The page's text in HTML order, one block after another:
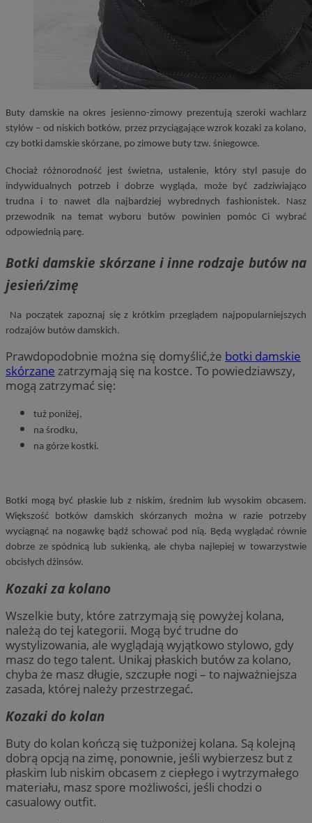
Buty damskie na okres jesienno-zimowy prezentują szeroki wachlarz
stylów – od niskich botków, przez przyciągające wzrok kozaki za kolano,
czy botki damskie skórzane, po zimowe buty tzw. śniegowce.
Chociaż różnorodność jest świetna, ustalenie, który styl pasuje do
indywidualnych potrzeb i dobrze wygląda, może być zadziwiająco
trudna i to nawet dla najbardziej wybrednych fashionistek. Nasz
przewodnik na temat wyboru butów powinien pomóc Ci wybrać
odpowiednią parę.
Botki damskie skórzane i inne rodzaje butów na
jesień/zimę
Na początek zapoznaj się z krótkim przeglądem najpopularniejszych
rodzajów butów damskich.
Prawdopodobnie można się domyślić,że botki damskie
skórzane zatrzymają się na kostce. To powiedziawszy,
mogą zatrzymać się:
tuż poniżej,
na środku,
na górze kostki.
Botki mogą być płaskie lub z niskim, średnim lub wysokim obcasem.
Większość botków damskich skórzanych można w razie potrzeby
wyciągnąć na nogawkę bądź schować pod nią. Będą wyglądać równie
dobrze ze spódnicą lub sukienką, ale chyba najlepiej w towarzystwie
obcisłych dżinsów.
Kozaki za kolano
Wszelkie buty, które zatrzymają się powyżej kolana,
należą do tej kategorii. Mogą być trudne do
wystylizowania, ale wyglądają wyjątkowo stylowo, gdy
masz do tego talent. Unikaj płaskich butów za kolano,
chyba że masz długie, szczupłe nogi – to najważniejsza
zasada, której należy przestrzegać.
Kozaki do kolan
Buty do kolan kończą się tużponiżej kolana. Są kolejną
dobrą opcją na zimę, ponownie, jeśli wybierzesz but z
płaskim lub niskim obcasem z ciepłego i wytrzymałego
materiału, masz spore możliwości, jeśli chodzi o
casualowy outfit.